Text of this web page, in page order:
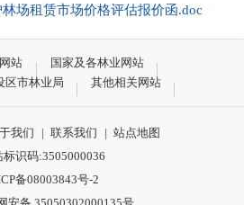
场租赁市场价格评估报价函.doc
站
国家及各林业网站
区市林业局
其他相关网站
我们 | 联系我们 | 站点地图
标识码:3505000036
备08003843号-2